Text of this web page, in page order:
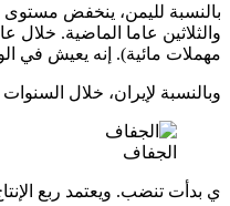
بالنسبة لليمن، ينخفض
والثلاثين عاما الماضية.
مهملات مائية). إنه يعيش في
وبالنسبة لإيران، خلال
الجفاف
ي بدأت تنضب. ويعتمد ربع